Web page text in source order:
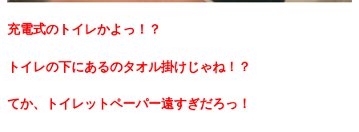
充電式のトイレかよっ！？
トイレの下にあるのタオル掛けじゃね！？
てか、トイレットペーパー遠すぎだろっ！